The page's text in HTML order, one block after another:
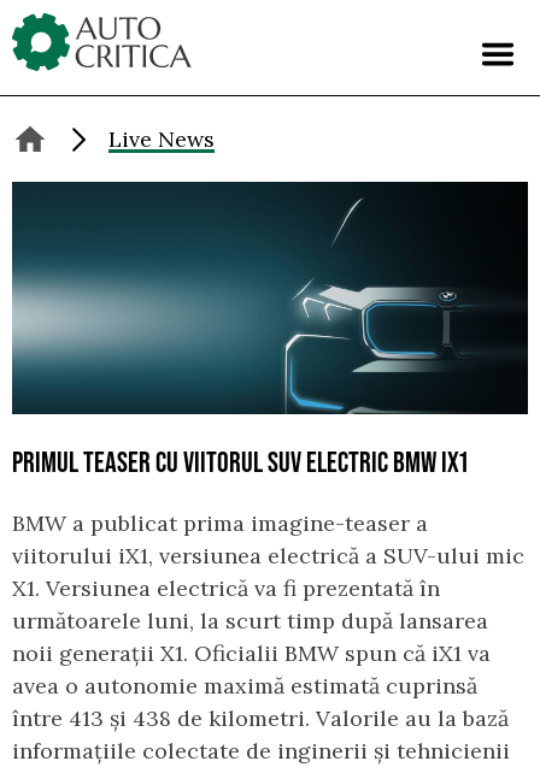
Skip
to
content
Live News
PRIMUL TEASER CU VIITORUL SUV ELECTRIC BMW IX1
BMW a publicat prima imagine-teaser a
viitorului iX1, versiunea electrică a SUV-ului mic
X1. Versiunea electrică va fi prezentată în
următoarele luni, la scurt timp după lansarea
noii generații X1. Oficialii BMW spun că iX1 va
avea o autonomie maximă estimată cuprinsă
între 413 și 438 de kilometri. Valorile au la bază
informațiile colectate de inginerii și tehnicienii